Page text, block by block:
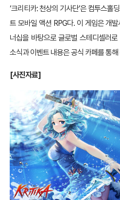
‘크리티카: 천상의 기사단’은 컴투스홀
트 모바일 액션 RPG다. 이 게임은 개
너십을 바탕으로 글로벌 스테디셀러
소식과 이벤트 내용은 공식 카페를 통
[사진자료]